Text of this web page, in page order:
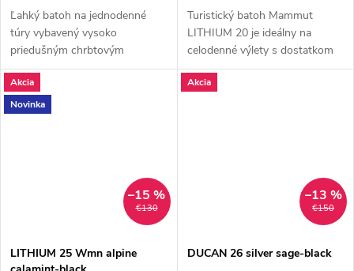
Ľahký batoh na jednodenné
túry vybavený vysoko
priedušným chrbtovým
systémom AirZone Lite a
ďalšími šikovnosťami pre tvoje
pohodlie tam vonku. Objem 22
Turistický batoh Mammut
LITHIUM 20 je ideálny na
celodenné výlety s dostatkom
priestoru pre všetky potrebné
veci.
Akcia
Novinka
€130
–15 %
LITHIUM 25 Wmn alpine
Akcia
€150
–13 %
DUCAN 26 silver sage-black